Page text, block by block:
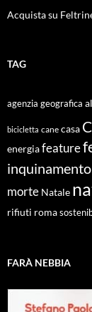
Acquista su
TAG
agenzia geografica
bicicletta cane casa
energiafeature
inquinamento
morte Natale
rifiuti roma
FARÀ NEBBIA